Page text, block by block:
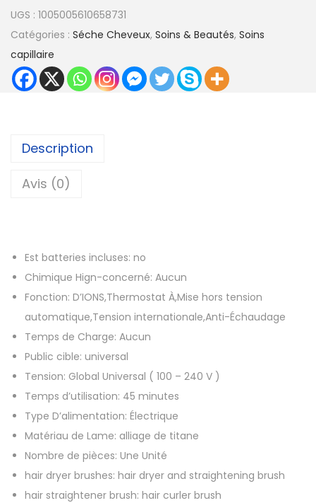
a
n
t
S
e
-
c
h
e
v
e
u
x
p
o
u
r
UGS : 1005005610658731
Catégories : Séche Cheveux, Soins & Beautés, Soins
capillaire
Description
Avis (0)
Est batteries incluses: no
Chimique Hign-concerné: Aucun
Fonction: D’IONS,Thermostat À,Mise hors tension
automatique,Tension internationale,Anti-Échaudage
Temps de Charge: Aucun
Public cible: universal
Tension: Global Universal ( 100 – 240 V )
Temps d’utilisation: 45 minutes
Type D’alimentation: Électrique
Matériau de Lame: alliage de titane
Nombre de pièces: Une Unité
hair dryer brushes: hair dryer and straightening brush
hair straightener brush: hair curler brush